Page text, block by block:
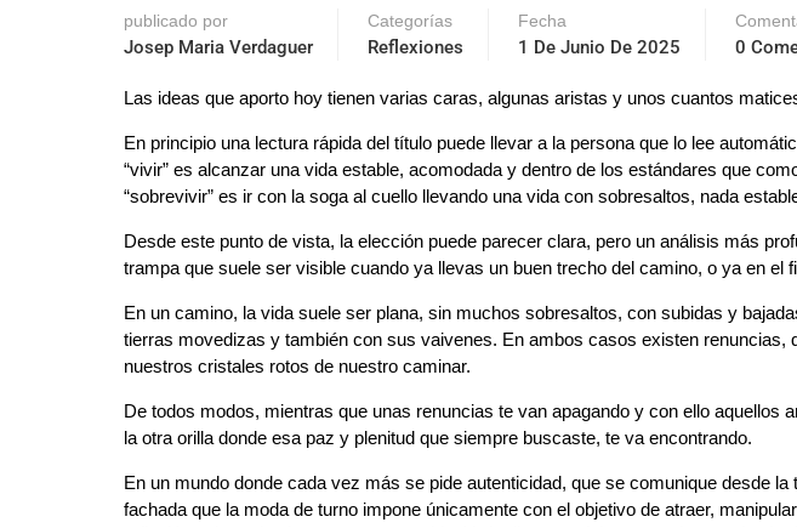
publicado por
Josep Maria Verdaguer
Categorías
Reflexiones
Fecha
1 De Junio De 2025 0
Las ideas que aporto hoy tienen varias caras, algunas aristas y unos cuantos
En principio una lectura rápida del título puede llevar a la persona que lo lee
“vivir” es alcanzar una vida estable, acomodada y dentro de los estándares que
“sobrevivir” es ir con la soga al cuello llevando una vida con sobresaltos, nada
Desde este punto de vista, la elección puede parecer clara, pero un análisis más
trampa que suele ser visible cuando ya llevas un buen trecho del camino, o ya en el
En un camino, la vida suele ser plana, sin muchos sobresaltos, con subidas y
tierras movedizas y también con sus vaivenes. En ambos casos existen renuncias,
nuestros cristales rotos de nuestro caminar.
De todos modos, mientras que unas renuncias te van apagando y con ello aquellos
la otra orilla donde esa paz y plenitud que siempre buscaste, te va encontrando.
En un mundo donde cada vez más se pide autenticidad, que se comunique desde
fachada que la moda de turno impone únicamente con el objetivo de atraer,